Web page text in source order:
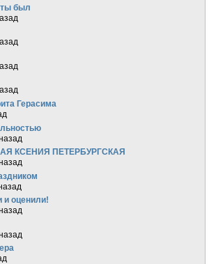
был
Герасима
КСЕНИЯ ПЕТЕРБУРГСКАЯ
и оценили!